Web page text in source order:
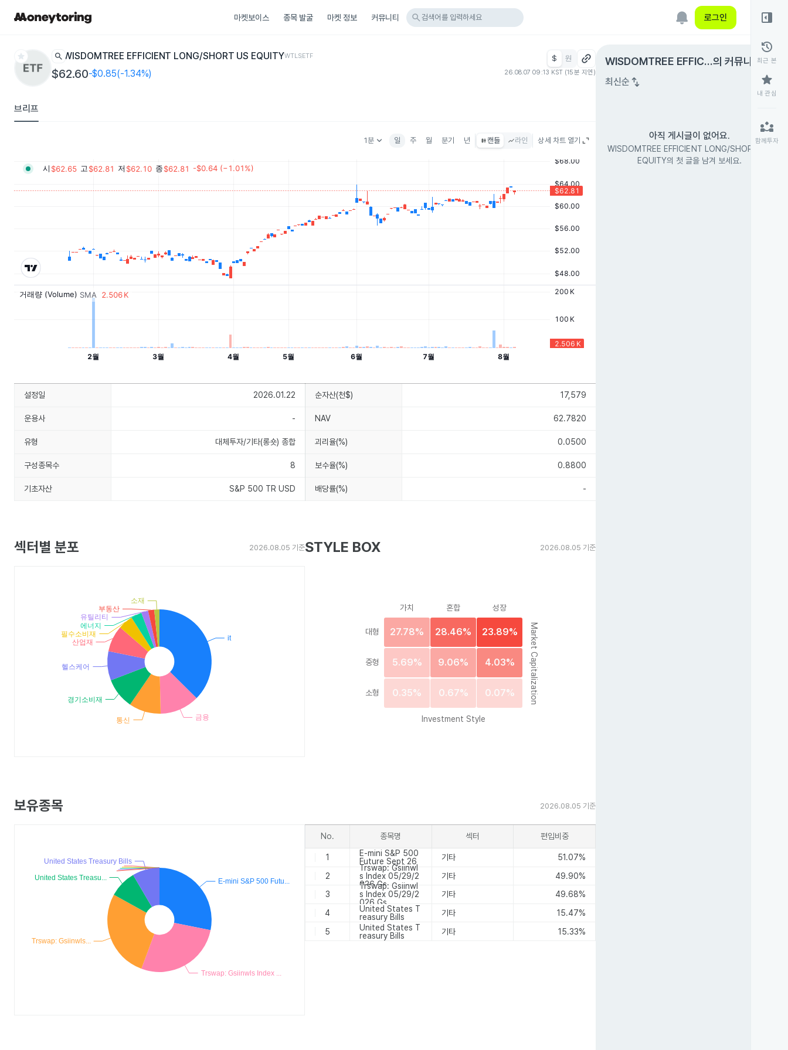
마켓보이스 종목 발굴 마켓 정보 커뮤니티 search 검색어를 입력하세요 로그인
star search WISDOMTREE EFFICIENT LONG/SHORT US EQUITYWTLSETF
$62.60-$0.85(-1.34%)
$ 원
26.08.07 09:13 KST (15분 지연)
브리프
1분keyboard_arrow_down 일 주 월 분기 년 캔들 라인 상세 차트 열기
WISDOMTREE EFFICIE
NT LONG/SHORT US E
의 커뮤니티expand_circle_right
최신순 swap_vert
아직 게시글이 없어요.
WISDOMTREE EFFICIENT LONG/SHORT US
EQUITY의 첫 글을 남겨 보세요.
right_panel_open
history
최근 본
star
내 관심
partner_exchange
함께투자